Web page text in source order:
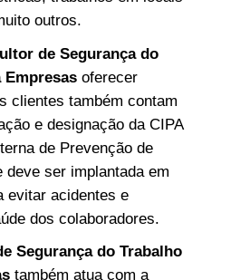
outros.
de Segurança do
Empresas oferecer
clientes também contam
e designação da CIPA
de Prevenção de
deve ser implantada em
evitar acidentes e
dos colaboradores.
Segurança do Trabalho
também atua com a